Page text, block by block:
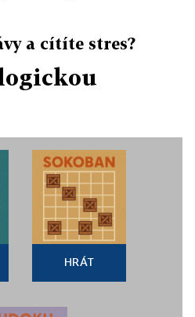
a cítíte stres?
HRÁT